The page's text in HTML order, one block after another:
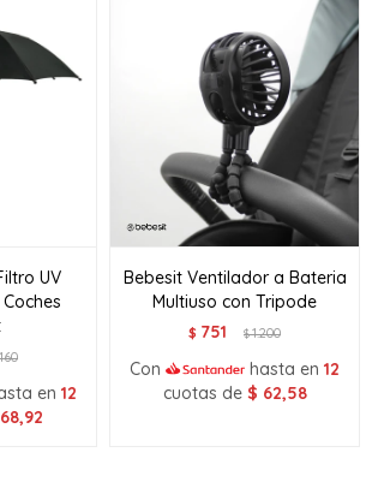
UV
en 12
68,92
Bebesit Ventilador a Bateria
Multiuso con Tripode
$ 751 $1.200
Con hasta en 12
cuotas de $ 62,58